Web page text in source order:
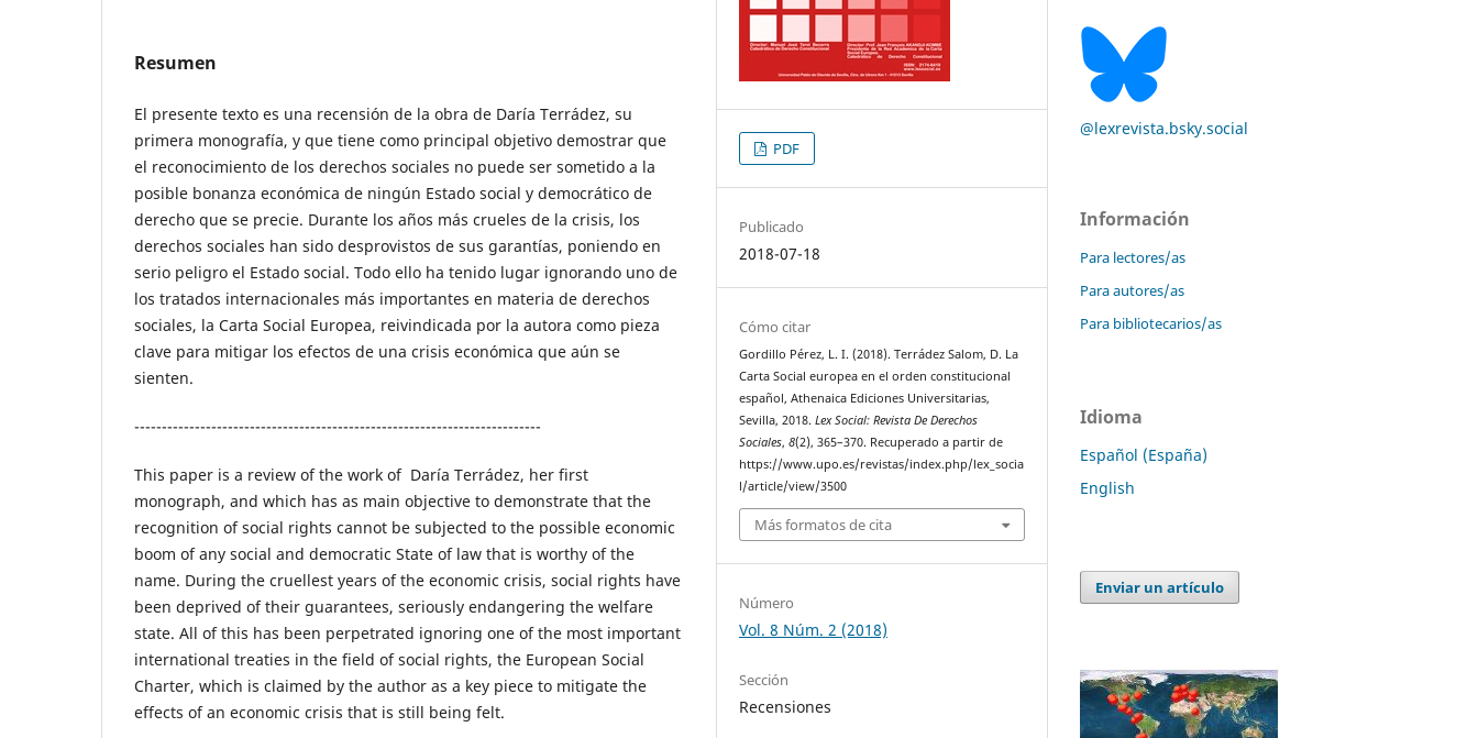
Resumen
El presente texto es una recensión de la obra de Daría Terrádez, su
primera monografía, y que tiene como principal objetivo demostrar que
el reconocimiento de los derechos sociales no puede ser sometido a la
posible bonanza económica de ningún Estado social y democrático de
derecho que se precie. Durante los años más crueles de la crisis, los
derechos sociales han sido desprovistos de sus garantías, poniendo en
serio peligro el Estado social. Todo ello ha tenido lugar ignorando uno de
los tratados internacionales más importantes en materia de derechos
sociales, la Carta Social Europea, reivindicada por la autora como pieza
clave para mitigar los efectos de una crisis económica que aún se
sienten.
--------------------------------------------------------------------------
This paper is a review of the work of Daría Terrádez, her first
monograph, and which has as main objective to demonstrate that the
recognition of social rights cannot be subjected to the possible economic
boom of any social and democratic State of law that is worthy of the
name. During the cruellest years of the economic crisis, social rights have
been deprived of their guarantees, seriously endangering the welfare
state. All of this has been perpetrated ignoring one of the most important
international treaties in the field of social rights, the European Social
Charter, which is claimed by the author as a key piece to mitigate the
effects of an economic crisis that is still being felt.
PDF
Publicado
2018-07-18
Cómo citar
Gordillo Pérez, L. I. (2018). Terrádez Salom, D. La
Carta Social europea en el orden constitucional
español, Athenaica Ediciones Universitarias,
Sevilla, 2018.Lex Social: Revista De Derechos
Sociales,8(2), 365–370. Recuperado a partir de
https://www.upo.es/revistas/index.php/lex_socia
l/article/view/3500
Más formatos de cita
Número
Vol. 8 Núm. 2 (2018)
Sección
Recensiones
@lexrevista.bsky.social
Información
Para lectores/as
Para autores/as
Para bibliotecarios/as
Idioma
Español (España)
English
Enviar un artículo